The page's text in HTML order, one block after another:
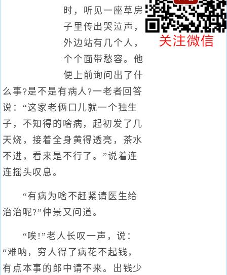
时，听见一座草房
子里传出哭泣声，
外边站有几个人，
个个面带愁容。他
便上前询问出了什
么事?是不是有病人?一老者回答
说：“这家老俩口儿就一个独生
子，不知得的啥病，起初发了几
天烧，接着全身黄得透亮，茶水
不进，看来是不行了。”说着连
连摇头叹息。
“有病为啥不赶紧请医生给
治治呢?”仲景又问道。
“唉!”老人长叹一声，说：
“难呐，穷人得了病花不起钱，
有点本事的郎中请不来。出钱少